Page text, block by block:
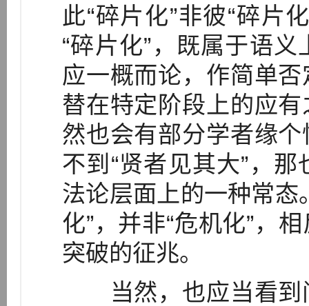
此“碎片化”非彼“碎片
“碎片化”，既属于语
应一概而论，作简单
替在特定阶段上的应
然也会有部分学者缘
不到“贤者见其大”，
法论层面上的一种常态
化”，并非“危机化”，
突破的征兆。
当然，也应当看到